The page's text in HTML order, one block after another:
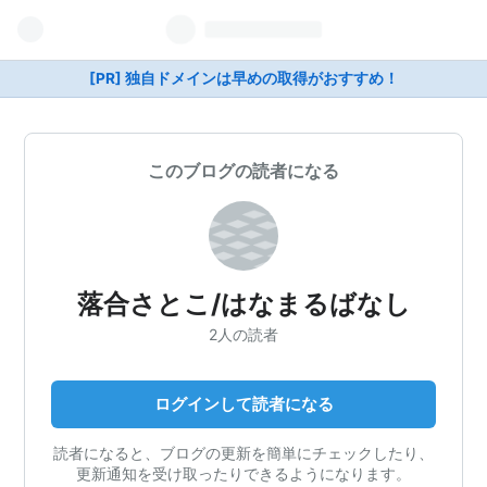
[PR] 独自ドメインは早めの取得がおすすめ！
このブログの読者になる
落合さとこ/はなまるばなし
2人の読者
ログインして読者になる
読者になると、ブログの更新を簡単にチェックしたり、
更新通知を受け取ったりできるようになります。